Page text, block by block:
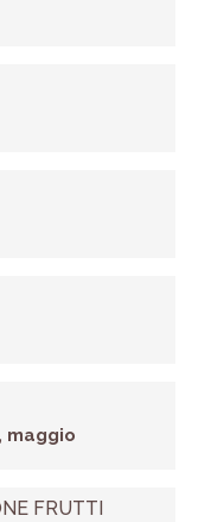
maggio
FRUTTI